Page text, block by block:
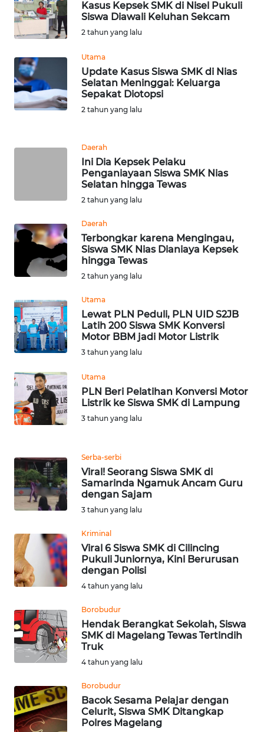
Kasus Kepsek SMK di Nisel Pukuli
Siswa Diawali Keluhan Sekcam
2 tahun yang lalu
Utama
Update Kasus Siswa SMK di Nias
Selatan Meninggal: Keluarga
Sepakat Diotopsi
2 tahun yang lalu
Daerah
Ini Dia Kepsek Pelaku
Penganiayaan Siswa SMK Nias
Selatan hingga Tewas
2 tahun yang lalu
Daerah
Terbongkar karena Mengingau,
Siswa SMK Nias Dianiaya Kepsek
hingga Tewas
2 tahun yang lalu
Utama
Lewat PLN Peduli, PLN UID S2JB
Latih 200 Siswa SMK Konversi
Motor BBM jadi Motor Listrik
3 tahun yang lalu
Utama
PLN Beri Pelatihan Konversi Motor
Listrik ke Siswa SMK di Lampung
3 tahun yang lalu
Serba-serbi
Viral! Seorang Siswa SMK di
Samarinda Ngamuk Ancam Guru
dengan Sajam
3 tahun yang lalu
Kriminal
Viral 6 Siswa SMK di Cilincing
Pukuli Juniornya, Kini Berurusan
dengan Polisi
4 tahun yang lalu
Borobudur
Hendak Berangkat Sekolah, Siswa
SMK di Magelang Tewas Tertindih
Truk
4 tahun yang lalu
Borobudur
Bacok Sesama Pelajar dengan
Celurit, Siswa SMK Ditangkap
Polres Magelang
PEDOMAN
MEDIA
REDAKSI
KARIR
SUMUT
WN
JAKARTA
WN
JABAR
WN
WN
NTT
WN
PAPUA
PAPUA
BARAT
WN
WN
SERAMBI
WN
SULTRA